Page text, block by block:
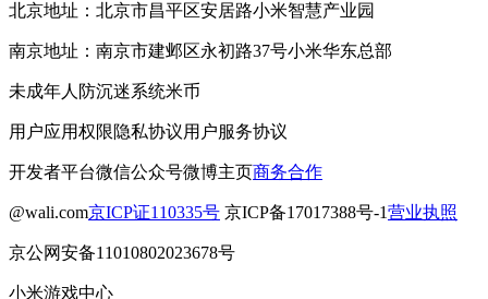
北京地址：北京市昌平区安居路小米智慧产业园
南京地址：南京市建邺区永初路37号小米华东总部
未成年人防沉迷系统米币
用户应用权限隐私协议用户服务协议
开发者平台微信公众号微博主页商务合作
@wali.com京ICP证110335号 京ICP备17017388号-1营业执照
京公网安备11010802023678号
小米游戏中心